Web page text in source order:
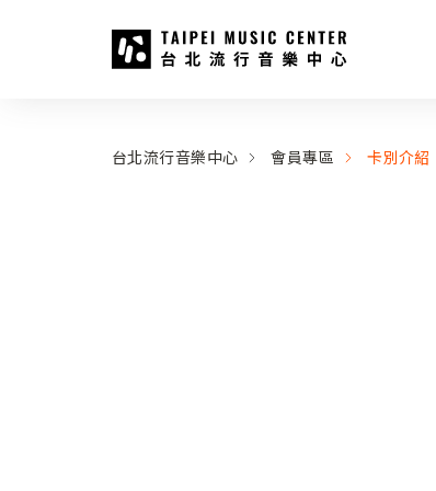
:::
台北流行音樂中心 會員專區 卡別介紹